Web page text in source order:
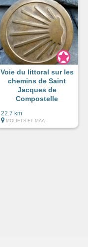
Voie du littoral sur les
chemins de Saint
Jacques de
Compostelle
22.7 km
MOLIETS-ET-MAA